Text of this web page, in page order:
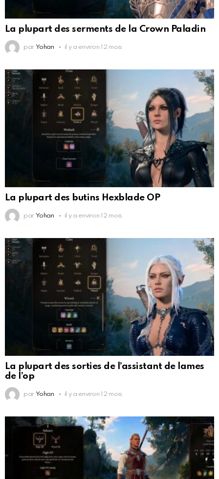
La plupart des serments de la Crown Paladin
par Yohan il y a environ 12 mois
La plupart des butins Hexblade OP
par Yohan il y a environ 12 mois
La plupart des sorties de l’assistant de lames
de l’op
par Yohan il y a environ 12 mois